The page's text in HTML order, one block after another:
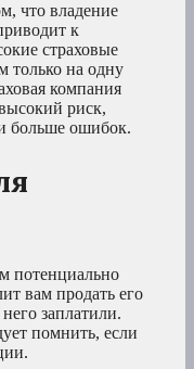
что владение
к
страховые
только на одну
компания
риск,
больше ошибок.
потенциально
вам продать его
заплатили.
помнить, если